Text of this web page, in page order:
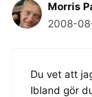
Morris
2008-
Du vet att
Ibland gör